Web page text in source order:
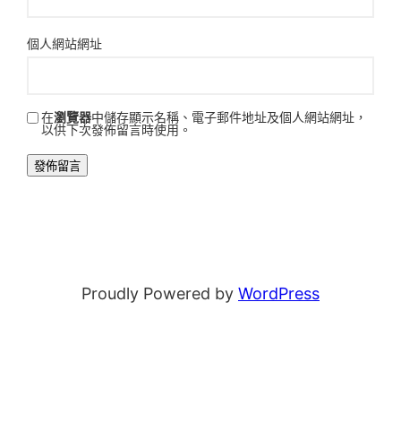
個人網站網址
在瀏覽器中儲存顯示名稱、電子郵件地址及個人網站網址，
以供下次發佈留言時使用。
Proudly Powered by WordPress